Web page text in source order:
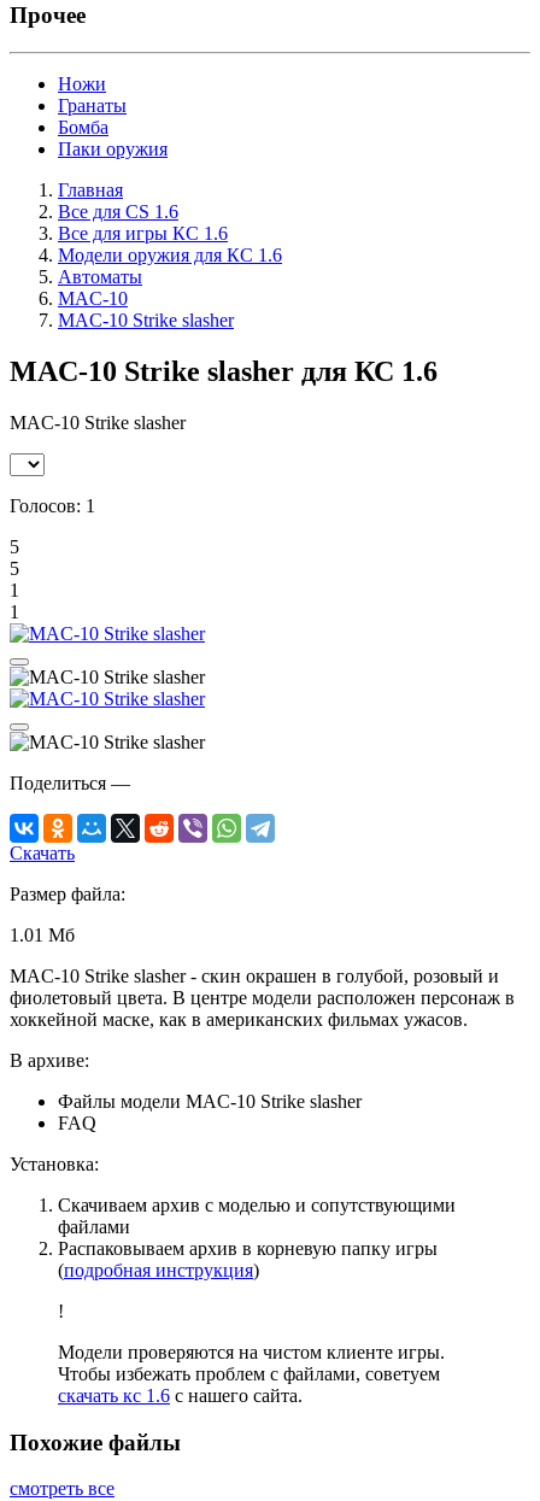
Прочее
Ножи
Гранаты
Бомба
Паки оружия
Главная
Все для CS 1.6
Все для игры КС 1.6
Модели оружия для КС 1.6
Автоматы
MAC-10
MAC-10 Strike slasher
MAC-10 Strike slasher для КС 1.6
MAC-10 Strike slasher
Голосов: 1
5
5
1
1
Поделиться —
Скачать
Размер файла:
1.01 Мб
MAC-10 Strike slasher - скин окрашен в голубой, розовый и
фиолетовый цвета. В центре модели расположен персонаж в
хоккейной маске, как в американских фильмах ужасов.
В архиве:
Файлы модели MAC-10 Strike slasher
FAQ
Установка:
Скачиваем архив с моделью и сопутствующими
файлами
Распаковываем архив в корневую папку игры
(подробная инструкция)
!
Модели проверяются на чистом клиенте игры.
Чтобы избежать проблем с файлами, советуем
скачать кс 1.6 с нашего сайта.
Похожие файлы
смотреть все